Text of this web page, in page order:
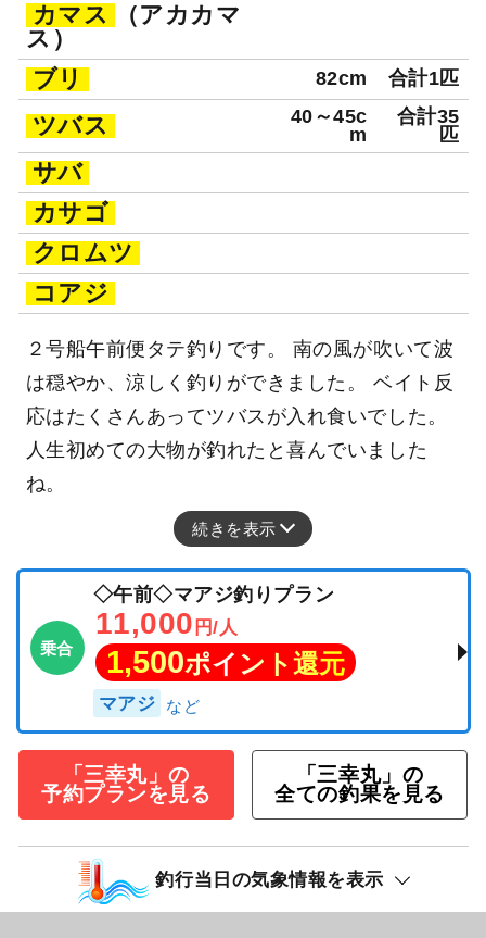
カマス
（アカカマ
ス）
ブリ
82cm 合計1匹
ツバス
40～45c
m
合計35
匹
サバ
カサゴ
クロムツ
コアジ
２号船午前便タテ釣りです。 南の風が吹いて波
は穏やか、涼しく釣りができました。 ベイト反
応はたくさんあってツバスが入れ食いでした。
人生初めての大物が釣れたと喜んでいました
ね。
続きを表示
乗合
◇午前◇マアジ釣りプラン
11,000 円/人
1,500ポイント還元
マアジ
「三幸丸」の
予約プランを見る
「三幸丸」の
全ての釣果を見る
釣行当日の気象情報を表示